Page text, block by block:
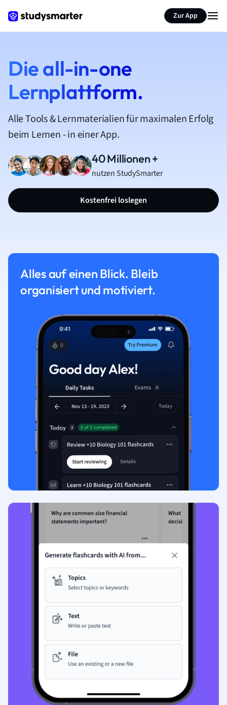
Zur App
Die all-in-one
Lernplattform.
Alle Tools & Lernmaterialien für maximalen Erfolg
beim Lernen - in einer App.
40 Millionen +
nutzen StudySmarter
Kostenfrei loslegen
Alles auf einen Blick. Bleib
organisiert und motiviert.